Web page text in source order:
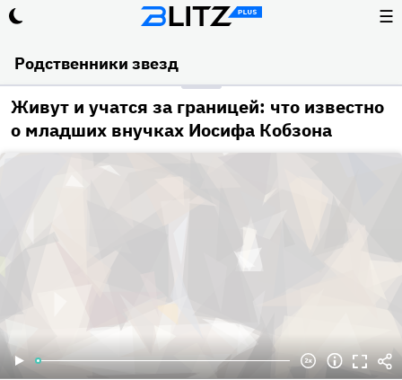
☰
Родственники звезд
Живут и учатся за границей: что известно
о младших внучках Иосифа Кобзона